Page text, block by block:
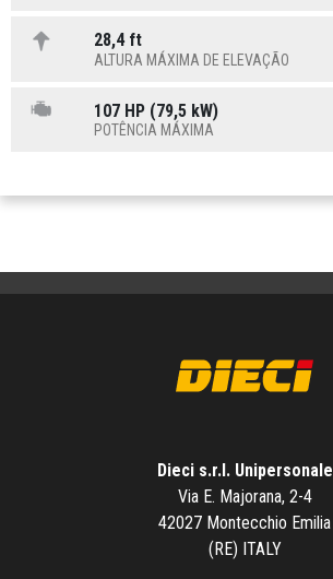
28,4 ft
ALTURA MÁXIMA DE ELEVAÇÃO
107 HP (79,5 kW)
POTÊNCIA MÁXIMA
Dieci s.r.l. Unipersonale
Via E. Majorana, 2-4
42027 Montecchio Emilia
(RE) ITALY